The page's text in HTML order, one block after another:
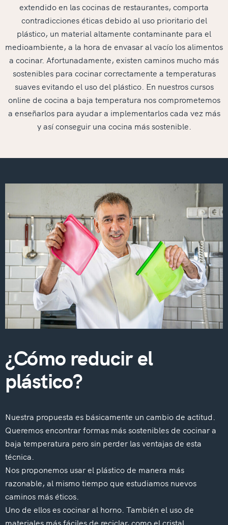
extendido en las cocinas de restaurantes, comporta
contradicciones éticas debido al uso prioritario del
plástico, un material altamente contaminante para el
medioambiente, a la hora de envasar al vacío los alimentos
a cocinar. Afortunadamente, existen caminos mucho más
sostenibles para cocinar correctamente a temperaturas
suaves evitando el uso del plástico. En nuestros cursos
online de cocina a baja temperatura nos comprometemos
a enseñarlos para ayudar a implementarlos cada vez más
y así conseguir una cocina más sostenible.
¿Cómo reducir el
plástico?
Nuestra propuesta es básicamente un cambio de actitud.
Queremos encontrar formas más sostenibles de cocinar a
baja temperatura pero sin perder las ventajas de esta
técnica.
Nos proponemos usar el plástico de manera más
razonable, al mismo tiempo que estudiamos nuevos
caminos más éticos.
Uno de ellos es cocinar al horno. También el uso de
materiales más fáciles de reciclar, como el cristal.